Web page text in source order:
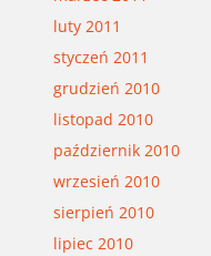
luty 2011
styczeń 2011
grudzień 2010
listopad 2010
październik 2010
wrzesień 2010
sierpień 2010
lipiec 2010